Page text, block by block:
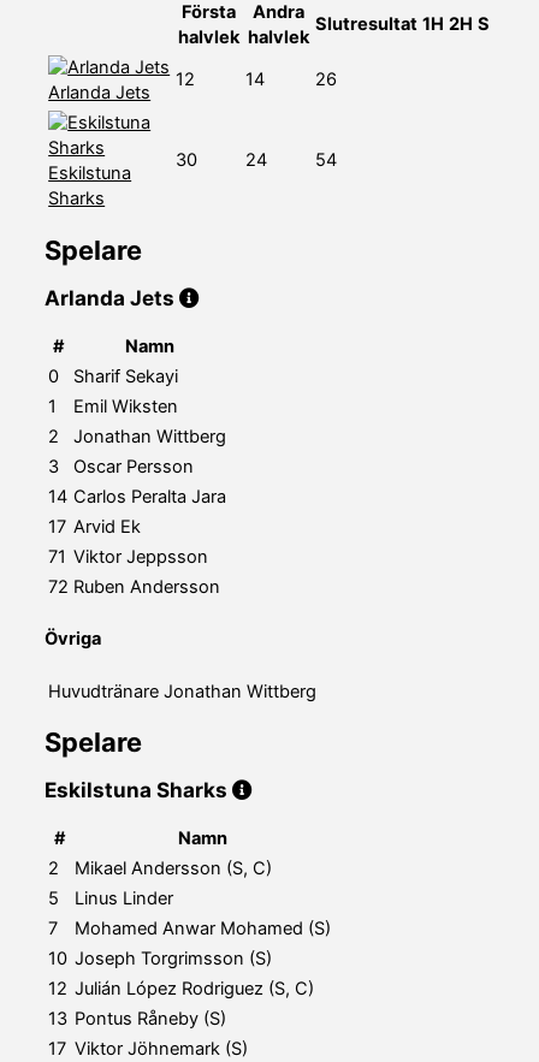
Första
halvlek
Andra
halvlek
Slutresultat 1H 2H S
Arlanda Jets
12 14 26
Eskilstuna
Sharks
30 24 54
Spelare
Arlanda Jets
#
Namn
0
Sharif Sekayi
1
Emil Wiksten
2
Jonathan Wittberg
3
Oscar Persson
14 Carlos Peralta Jara
17 Arvid Ek
71 Viktor Jeppsson
72 Ruben Andersson
Övriga
Huvudtränare Jonathan Wittberg
Spelare
Eskilstuna Sharks
#
Namn
2
Mikael Andersson (S, C)
5
Linus Linder
7
Mohamed Anwar Mohamed (S)
10 Joseph Torgrimsson (S)
12 Julián López Rodriguez (S, C)
13 Pontus Råneby (S)
17 Viktor Jöhnemark (S)